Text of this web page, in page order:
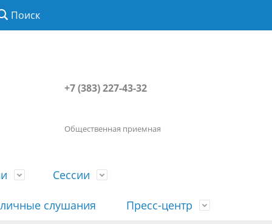
Поиск
+7 (383) 227-43-32
Общественная приемная
Сессии
слушания Пресс-центр